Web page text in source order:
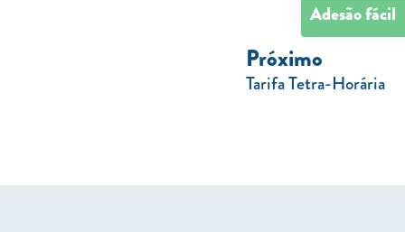
Próximo
Tarifa Tetra-Horária
Adesão fácil